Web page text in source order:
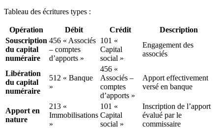
Tableau des écritures types :
Opération Débit Crédit
Description
Souscription
du capital
numéraire
456 « Associés
– comptes
d’apports »
101 «
Capital
social »
Engagement des
associés
Libération
du capital
numéraire
512 « Banque
»
456 «
Associés –
comptes
d’apports »
Apport effectivement
versé en banque
Apport en
nature
213 «
Immobilisations
»
101 «
Capital
social »
Inscription de l’apport
évalué par le
commissaire